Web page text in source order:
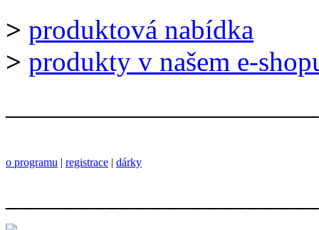
> produktová nabídka
> produkty v našem e-
o programu | registrace | dárky